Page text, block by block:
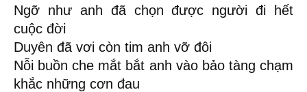
Ngỡ như anh đã chọn được người đi hết
cuộc đời
Duyên đã vơi còn tim anh vỡ đôi
Nỗi buồn che mắt bắt anh vào bảo tàng chạm
khắc những cơn đau